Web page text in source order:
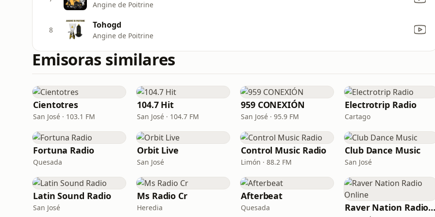
Angine de Poitrine
8 Tohogd
Angine de Poitrine
Emisoras similares
Cientotres
San José · 103.1 FM
104.7 Hit
San José · 104.7 FM
959 CONEXIÓN
San José · 95.9 FM
Electrotrip Radio
Cartago
Fortuna Radio
Quesada
Orbit Live
San José
Control Music Radio
Limón · 88.2 FM
Club Dance Music
San José
Latin Sound Radio
San José
Ms Radio Cr
Heredia
Afterbeat
Quesada Raver Nation